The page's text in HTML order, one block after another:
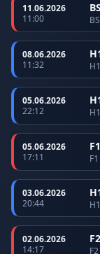
11.06.2026
11:00
08.06.2026
11:32
05.06.2026
22:12
05.06.2026
17:11
03.06.2026
20:44
02.06.2026
14:17